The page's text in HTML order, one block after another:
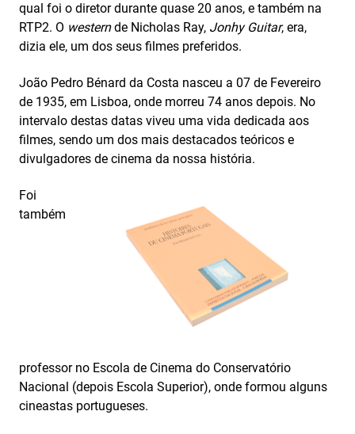
qual foi o diretor durante quase 20 anos, e também na
RTP2. O westernde Nicholas Ray, Jonhy Guitar, era,
dizia ele, um dos seus filmes preferidos.
João Pedro Bénard da Costa nasceu a 07 de Fevereiro
de 1935, em Lisboa, onde morreu 74 anos depois. No
intervalo destas datas viveu uma vida dedicada aos
filmes, sendo um dos mais destacados teóricos e
divulgadores de cinema da nossa história.
Foi
também
professor no Escola de Cinema do Conservatório
Nacional (depois Escola Superior), onde formou alguns
cineastas portugueses.